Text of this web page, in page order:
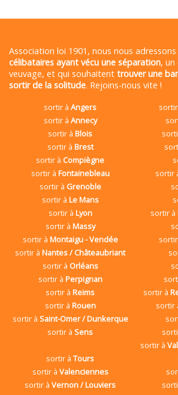
Association loi 1901, nous nous
célibataires ayant vécu une séparation, un
veuvage, et qui souhaitent trouver une
sortir de la solitude. Rejoins-nous vite !
sortir àAngers
sortir à Annecy
sortir àBlois
sortir à Brest
sortir à Compiègne
sortir à Fontainebleau sortir
sortir à Grenoble
sortir à Le Mans
sortir à Lyon sortir à
sortir à Massy
sortir à Montaigu - Vendée
sortir àNantes / Châteaubriant
sortir à Orléans
sortir à Perpignan
sortir àReims sortir à
sortir à Rouen sortir
sortir à Saint-Omer / Dunkerque
sortir àSens
sortir àTours
sortir à
sortir à Valenciennes
sortir àVernon / Louviers